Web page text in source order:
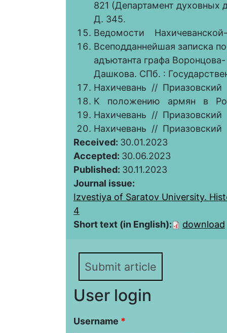
821 (Департамент духовных
Д. 345.
Ведомости
Всеподданнейшая записка
адъютанта графа
Дашкова. СПб. :
Нахичевань //
К положению армян в
Нахичевань //
Нахичевань //
Received: 30.01.2023
Accepted: 30.06.2023
Published: 30.11.2023
Journal issue:
Izvestiya of Saratov University.
4
Short text (in English):
download
Submit article
User login
Username *